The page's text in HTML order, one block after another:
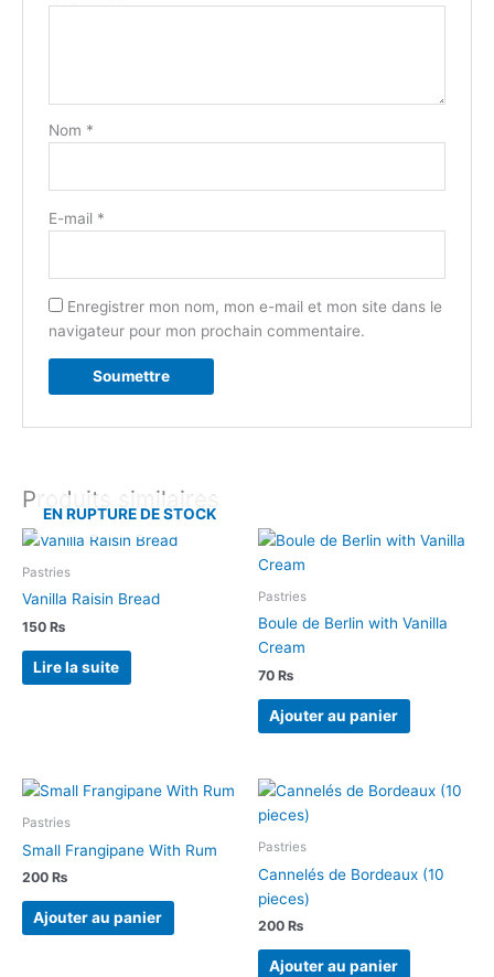
Nom *
E-mail *
Enregistrer mon nom, mon e-mail et mon site dans le
navigateur pour mon prochain commentaire.
Produits similaires
EN RUPTURE DE STOCK
Pastries
Vanilla Raisin Bread
150 ₨
Lire la suite
Pastries
Boule de Berlin with Vanilla
Cream
70 ₨
Ajouter au panier
Pastries
Small Frangipane With Rum
200 ₨
Ajouter au panier
Pastries
Cannelés de Bordeaux (10
pieces)
200 ₨
Ajouter au panier